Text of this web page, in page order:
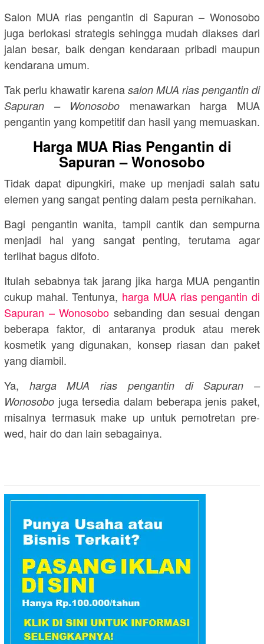
Salon MUA rias pengantin di Sapuran – Wonosobo
juga berlokasi strategis sehingga mudah diakses dari
jalan besar, baik dengan kendaraan pribadi maupun
kendarana umum.
Tak perlu khawatir karena salon MUA rias pengantin di
Sapuran – Wonosobo menawarkan harga MUA
pengantin yang kompetitif dan hasil yang memuaskan.
Harga MUA Rias Pengantin di
Sapuran – Wonosobo
Tidak dapat dipungkiri, make up menjadi salah satu
elemen yang sangat penting dalam pesta pernikahan.
Bagi pengantin wanita, tampil cantik dan sempurna
menjadi hal yang sangat penting, terutama agar
terlihat bagus difoto.
Itulah sebabnya tak jarang jika harga MUA pengantin
cukup mahal. Tentunya, harga MUA rias pengantin di
Sapuran – Wonosobo sebanding dan sesuai dengan
beberapa faktor, di antaranya produk atau merek
kosmetik yang digunakan, konsep riasan dan paket
yang diambil.
Ya, harga MUA rias pengantin di Sapuran –
Wonosobo juga tersedia dalam beberapa jenis paket,
misalnya termasuk make up untuk pemotretan pre-
wed, hair do dan lain sebagainya.